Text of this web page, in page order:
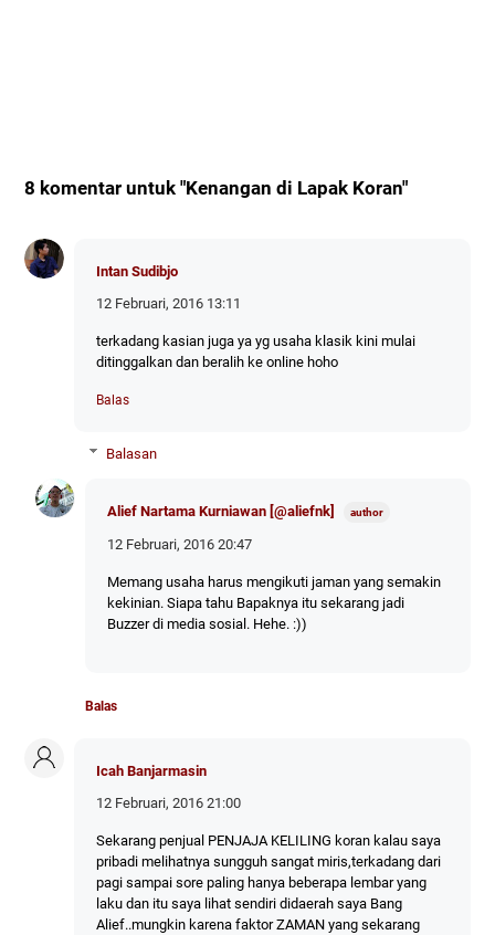
8 komentar untuk "Kenangan di Lapak Koran"
Intan Sudibjo
12 Februari, 2016 13:11
terkadang kasian juga ya yg usaha klasik kini mulai
ditinggalkan dan beralih ke online hoho
Balas
Balasan
Alief Nartama Kurniawan [@aliefnk]
12 Februari, 2016 20:47
Memang usaha harus mengikuti jaman yang semakin
kekinian. Siapa tahu Bapaknya itu sekarang jadi
Buzzer di media sosial. Hehe. :))
Balas
Icah Banjarmasin
12 Februari, 2016 21:00
Sekarang penjual PENJAJA KELILING koran kalau saya
pribadi melihatnya sungguh sangat miris,terkadang dari
pagi sampai sore paling hanya beberapa lembar yang
laku dan itu saya lihat sendiri didaerah saya Bang
Alief..mungkin karena faktor ZAMAN yang sekarang